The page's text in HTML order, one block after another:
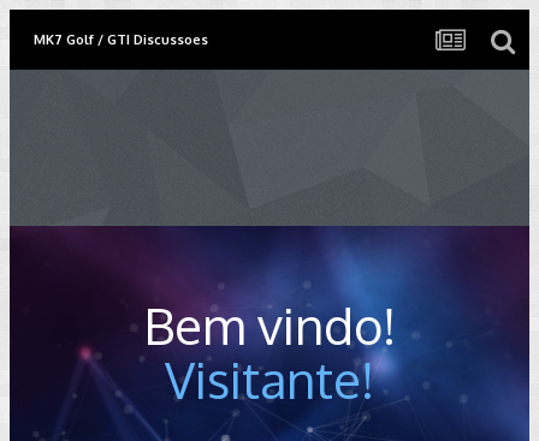
MK7 Golf / GTI Discussoes
Bem vindo!
Visitante!